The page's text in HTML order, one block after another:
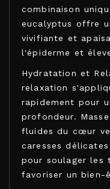
combinaison
eucalyptus offre
vivifiante et
l'épiderme et
Hydratation et
relaxation
rapidement pour
profondeur.
fluides du cœur
caresses
pour soulager les
favoriser un bien-